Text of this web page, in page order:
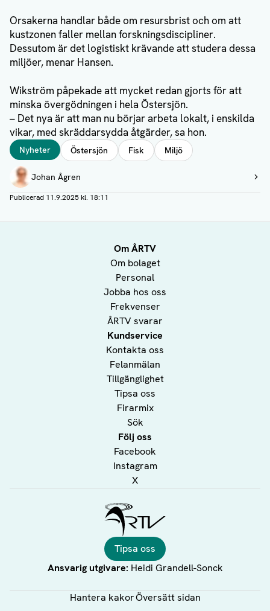
Orsakerna handlar både om resursbrist och om att
kustzonen faller mellan forskningsdiscipliner.
Dessutom är det logistiskt krävande att studera dessa
miljöer, menar Hansen.
Wikström påpekade att mycket redan gjorts för att
minska övergödningen i hela Östersjön.
– Det nya är att man nu börjar arbeta lokalt, i enskilda
vikar, med skräddarsydda åtgärder, sa hon.
Taggar
Nyheter Östersjön Fisk Miljö
Författare
Johan Ågren
Visa profil
Publicerad 11.9.2025 kl. 18:11
Om ÅRTV
Om bolaget
Personal
Jobba hos oss
Frekvenser
ÅRTV svarar
Kundservice
Kontakta oss
Felanmälan
Tillgänglighet
Tipsa oss
Firarmix
Sök
Följ oss
Facebook
Instagram
X
Tipsa oss
Ansvarig utgivare: Heidi Grandell-Sonck
Hantera kakorÖversätt sidan